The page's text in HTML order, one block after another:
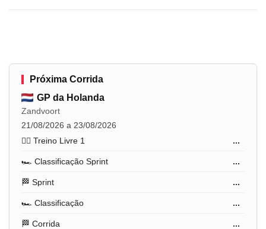
Próxima Corrida
GP da Holanda
Zandvoort
21/08/2026 a 23/08/2026
🏋️‍♂️ Treino Livre 1
...
🏎️ Classificação Sprint ...
🏁 Sprint ...
🏎️ Classificação ...
🏁 Corrida ...